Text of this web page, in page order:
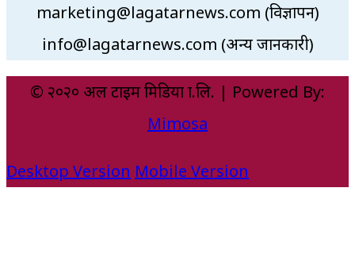
marketing@lagatarnews.com (विज्ञापन)
info@lagatarnews.com (अन्य जानकारी)
© २०२० अल टाइम मिडिया प्रा.लि. | Powered By:
Mimosa
Desktop Version Mobile Version